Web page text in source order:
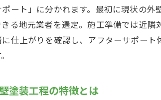
外壁塗装の
初回の外壁
ポート」に分かれます。最初に現状の
る地元業者を選定。施工準備では近
仕上がりを確認し、アフターサポー
塗装工程の特徴とは